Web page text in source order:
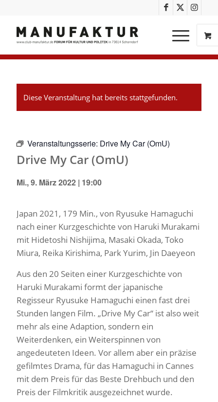
Diese Veranstaltung hat bereits stattgefunden.
Veranstaltungsserie: Drive My Car (OmU)
Drive My Car (OmU)
Mi., 9. März 2022 | 19:00
Japan 2021, 179 Min., von Ryusuke Hamaguchi
nach einer Kurzgeschichte von Haruki Murakami
mit Hidetoshi Nishijima, Masaki Okada, Toko
Miura, Reika Kirishima, Park Yurim, Jin Daeyeon
Aus den 20 Seiten einer Kurzgeschichte von
Haruki Murakami formt der japanische
Regisseur Ryusuke Hamaguchi einen fast drei
Stunden langen Film. „Drive My Car“ ist also weit
mehr als eine Adaption, sondern ein
Weiterdenken, ein Weiterspinnen von
angedeuteten Ideen. Vor allem aber ein präzise
gefilmtes Drama, für das Hamaguchi in Cannes
mit dem Preis für das Beste Drehbuch und den
Preis der Filmkritik ausgezeichnet wurde.